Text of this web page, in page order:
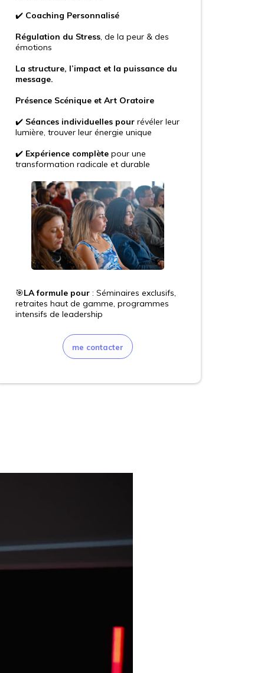
✔️ Coaching Personnalisé
Régulation du Stress, de la peur & des
émotions
La structure, l’impact et la puissance du
message.
Présence Scénique et Art Oratoire
✔️ Séances individuelles pour révéler leur
lumière, trouver leur énergie unique
✔️ Expérience complète pour une
transformation radicale et durable
🎯LA formule pour : Séminaires exclusifs,
retraites haut de gamme, programmes
intensifs de leadership
me contacter